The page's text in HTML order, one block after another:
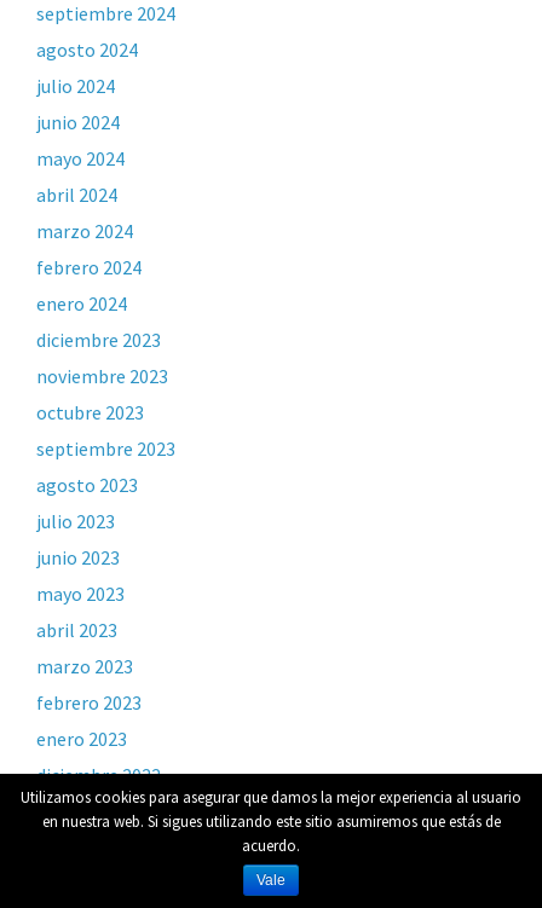
septiembre 2024
agosto 2024
julio 2024
junio 2024
mayo 2024
abril 2024
marzo 2024
febrero 2024
enero 2024
diciembre 2023
noviembre 2023
octubre 2023
septiembre 2023
agosto 2023
julio 2023
junio 2023
mayo 2023
abril 2023
marzo 2023
febrero 2023
enero 2023
diciembre 2022
noviembre 2022
Utilizamos cookies para asegurar que damos la mejor experiencia al usuario
en nuestra web. Si sigues utilizando este sitio asumiremos que estás de
acuerdo.
Vale